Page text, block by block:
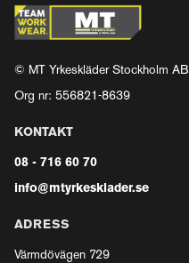
© MT Yrkeskläder Stockholm AB
Org nr: 556821-8639
KONTAKT
08 - 716 60 70
info@mtyrkesklader.se
ADRESS
Värmdövägen 729